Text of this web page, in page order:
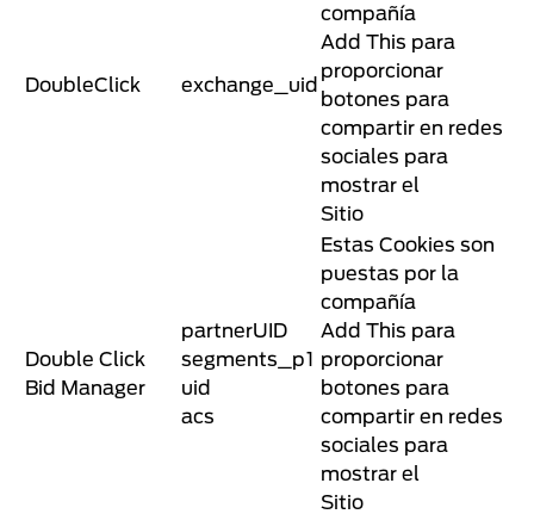
DoubleClick exchange_uid
compañía
Add This para
proporcionar
botones para
compartir en redes
sociales para
mostrar el
Sitio
Double Click
Bid Manager
partnerUID
segments_p1
uid
acs
Estas Cookies son
puestas por la
compañía
Add This para
proporcionar
botones para
compartir en redes
sociales para
mostrar el
Sitio